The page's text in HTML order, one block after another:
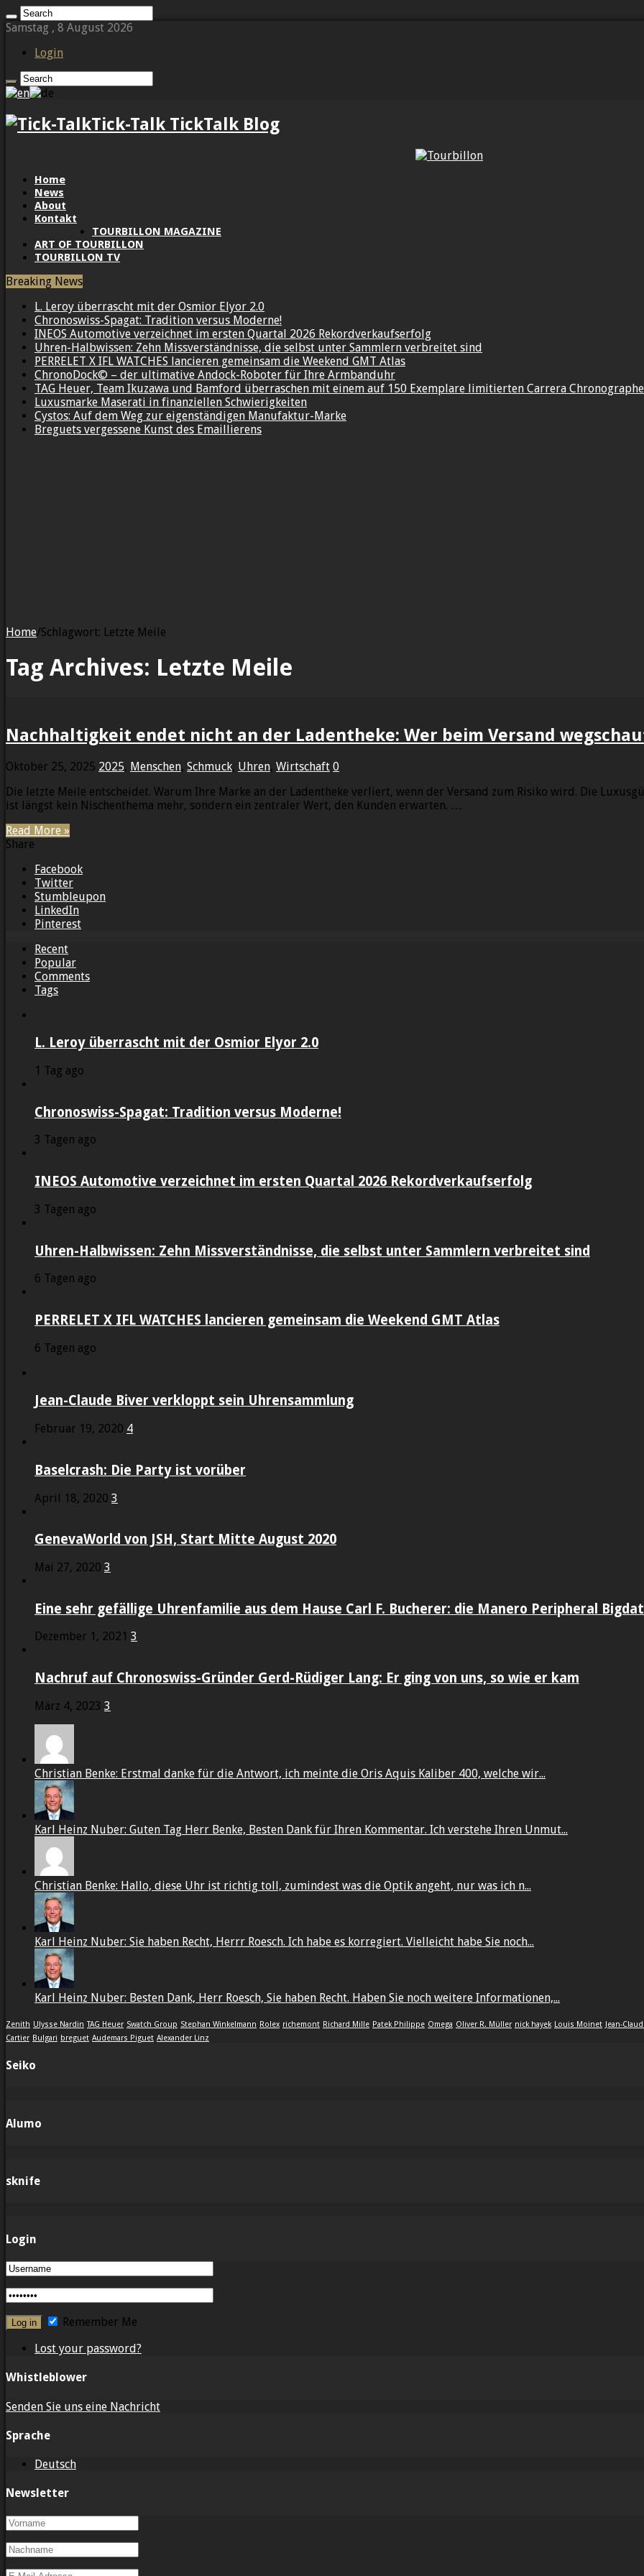
Samstag , 8 August 2026
Login
Tick-Talk TickTalk Blog
Home
News
About
Kontakt
TOURBILLON MAGAZINE
ART OF TOURBILLON
TOURBILLON TV
Breaking News
L. Leroy überrascht mit der Osmior Elyor 2.0
Chronoswiss-Spagat: Tradition versus Moderne!
INEOS Automotive verzeichnet im ersten Quartal 2026 Rekordverkaufserfolg
Uhren-Halbwissen: Zehn Missverständnisse, die selbst unter Sammlern verbreitet sind
PERRELET X IFL WATCHES lancieren gemeinsam die Weekend GMT Atlas
ChronoDock© – der ultimative Andock-Roboter für Ihre Armbanduhr
TAG Heuer, Team Ikuzawa und Bamford überraschen mit einem auf 150 Exemplare limitierten Carrera
Luxusmarke Maserati in finanziellen Schwierigkeiten
Cystos: Auf dem Weg zur eigenständigen Manufaktur-Marke
Breguets vergessene Kunst des Emaillierens
Home/Schlagwort: Letzte Meile
Tag Archives: Letzte Meile
Nachhaltigkeit endet nicht an der Ladentheke: Wer beim Versand
Oktober 25, 2025 2025, Menschen, Schmuck, Uhren, Wirtschaft 0
Die letzte Meile entscheidet. Warum Ihre Marke an der Ladentheke verliert, wenn der Versand zum Risiko wird. Die
ist längst kein Nischenthema mehr, sondern ein zentraler Wert, den Kunden erwarten. …
Read More »
Share
Facebook
Twitter
Stumbleupon
LinkedIn
Pinterest
Recent
Popular
Comments
Tags
L. Leroy überrascht mit der Osmior Elyor 2.0
1 Tag ago
Chronoswiss-Spagat: Tradition versus Moderne!
3 Tagen ago
INEOS Automotive verzeichnet im ersten Quartal 2026 Rekordverkaufserfolg
3 Tagen ago
Uhren-Halbwissen: Zehn Missverständnisse, die selbst unter Sammlern verbreitet sind
6 Tagen ago
PERRELET X IFL WATCHES lancieren gemeinsam die Weekend GMT Atlas
6 Tagen ago
Jean-Claude Biver verkloppt sein Uhrensammlung
Februar 19, 2020 4
Baselcrash: Die Party ist vorüber
April 18, 2020 3
GenevaWorld von JSH, Start Mitte August 2020
Mai 27, 2020 3
Eine sehr gefällige Uhrenfamilie aus dem Hause Carl F. Bucherer: die Manero Peripheral
Dezember 1, 2021 3
Nachruf auf Chronoswiss-Gründer Gerd-Rüdiger Lang: Er ging von uns, so wie er kam
März 4, 2023 3
Christian Benke: Erstmal danke für die Antwort, ich meinte die Oris Aquis Kaliber 400, welche wir...
Karl Heinz Nuber: Guten Tag Herr Benke, Besten Dank für Ihren Kommentar. Ich verstehe Ihren Unmut...
Christian Benke: Hallo, diese Uhr ist richtig toll, zumindest was die Optik angeht, nur was ich n...
Karl Heinz Nuber: Sie haben Recht, Herrr Roesch. Ich habe es korregiert. Vielleicht habe Sie noch...
Karl Heinz Nuber: Besten Dank, Herr Roesch, Sie haben Recht. Haben Sie noch weitere Informationen,...
Zenith Ulysse Nardin TAG Heuer Swatch Group Stephan Winkelmann Rolex richemont Richard Mille Patek Philippe Omega Oliver R. Müller nick hayek Louis Moinet Jean-
Cartier Bulgari breguet Audemars Piguet Alexander Linz
Seiko
Alumo
sknife
Login
Remember Me
Lost your password?
Whistleblower
Senden Sie uns eine Nachricht
Sprache
Deutsch
Newsletter